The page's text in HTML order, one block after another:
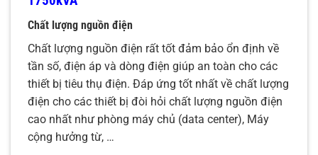
Chất lượng nguồn điện
Chất lượng nguồn điện rất tốt đảm bảo ổn định về
tần số, điện áp và dòng điện giúp an toàn cho các
thiết bị tiêu thụ điện. Đáp ứng tốt nhất về chất lượng
điện cho các thiết bị đòi hỏi chất lượng nguồn điện
cao nhất như phòng máy chủ (data center), Máy
cộng hưởng từ, …